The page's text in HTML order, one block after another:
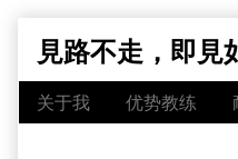
content
見路不走，即
关于我 优势教练